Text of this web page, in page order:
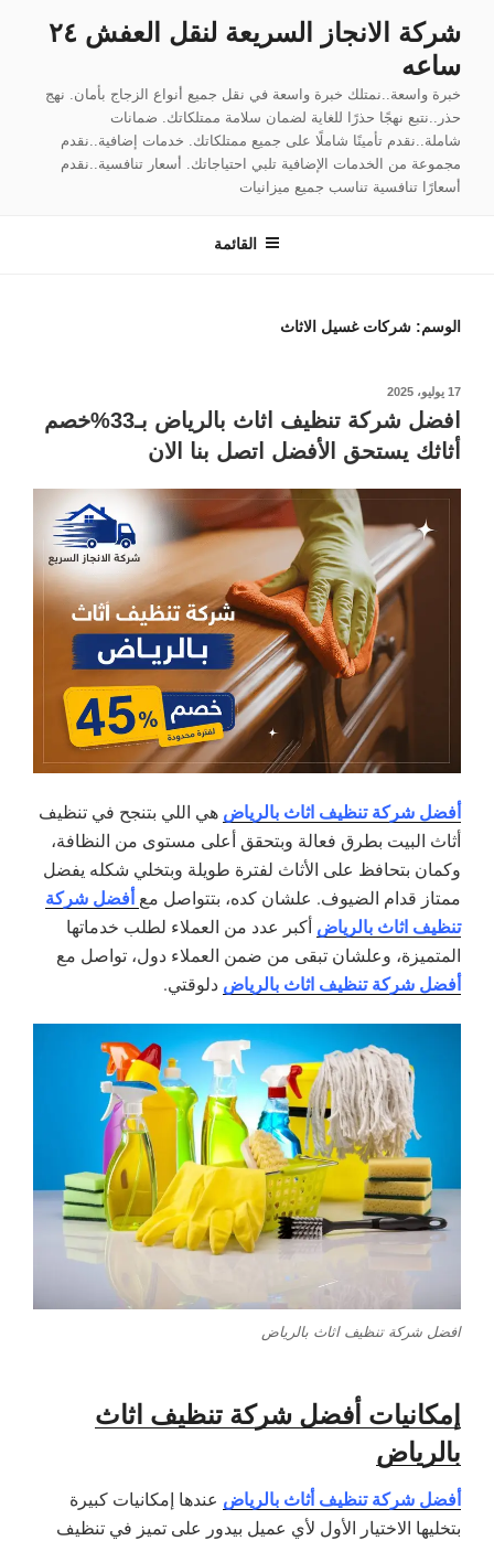
المحتوى
شركة الانجاز السريعة لنقل العفش ٢٤
ساعه
خبرة واسعة..نمتلك خبرة واسعة في نقل جميع أنواع الزجاج بأمان. نهج
حذر..نتبع نهجًا حذرًا للغاية لضمان سلامة ممتلكاتك. ضمانات
شاملة..نقدم تأمينًا شاملًا على جميع ممتلكاتك. خدمات إضافية..نقدم
مجموعة من الخدمات الإضافية تلبي احتياجاتك. أسعار تنافسية..نقدم
أسعارًا تنافسية تناسب جميع ميزانيات
القائمة
الوسم: شركات غسيل الاثاث
نُشر
في
17 يوليو، 2025
افضل شركة تنظيف اثاث بالرياض بـ33%خصم
أثاثك يستحق الأفضل اتصل بنا الان
أفضل شركة تنظيف اثاث بالرياض هي اللي بتنجح في تنظيف
أثاث البيت بطرق فعالة وبتحقق أعلى مستوى من النظافة،
وكمان بتحافظ على الأثاث لفترة طويلة وبتخلي شكله يفضل
ممتاز قدام الضيوف. علشان كده، بتتواصل معأفضل شركة
تنظيف اثاث بالرياض أكبر عدد من العملاء لطلب خدماتها
المتميزة، وعلشان تبقى من ضمن العملاء دول، تواصل مع
أفضل شركة تنظيف اثاث بالرياض دلوقتي.
افضل شركة تنظيف اثاث بالرياض
إمكانيات أفضل شركة تنظيف اثاث
بالرياض
أفضل شركة تنظيف أثاث بالرياض عندها إمكانيات كبيرة
بتخليها الاختيار الأول لأي عميل بيدور على تميز في تنظيف